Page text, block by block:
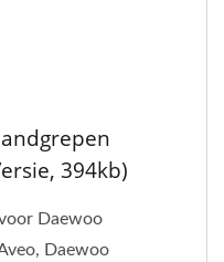
394kb)
Daewoo
Daewoo